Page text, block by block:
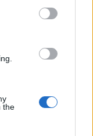
the
M1-es autópálya
Kelet
és négy új,
az M1-es